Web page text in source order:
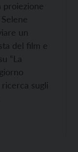
proiezione
un
del film e
“La
sugli